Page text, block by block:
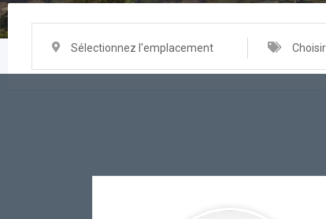
Sélectionnez l'emplacement